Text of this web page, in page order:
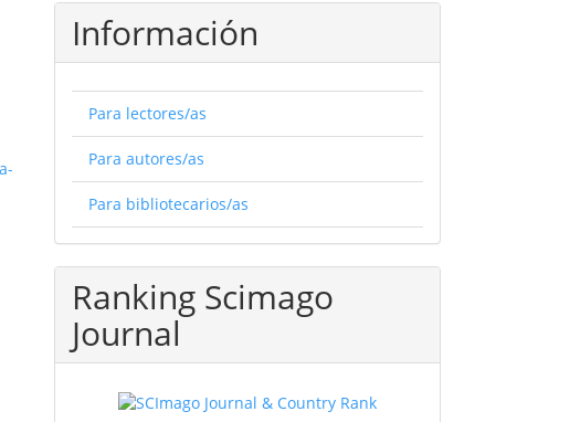
Información
Para lectores/as
Para autores/as
Para bibliotecarios/as
Ranking Scimago
Journal